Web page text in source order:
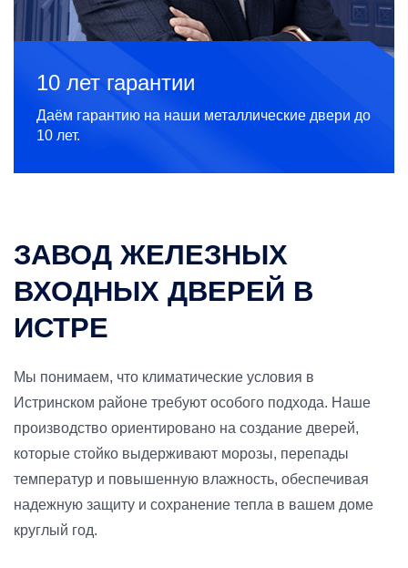
10 лет гарантии
Даём гарантию на наши металлические двери до
10 лет.
ЗАВОД ЖЕЛЕЗНЫХ
ВХОДНЫХ ДВЕРЕЙ В
ИСТРЕ
Мы понимаем, что климатические условия в
Истринском районе требуют особого подхода. Наше
производство ориентировано на создание дверей,
которые стойко выдерживают морозы, перепады
температур и повышенную влажность, обеспечивая
надежную защиту и сохранение тепла в вашем доме
круглый год.